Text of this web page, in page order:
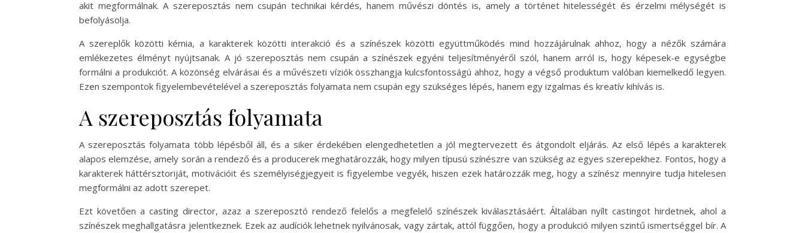
akit megformálnak. A szereposztás nem csupán technikai kérdés, hanem művészi döntés is, amely a történet hitelességét és érzelmi mélységét is
befolyásolja.
A szereplők közötti kémia, a karakterek közötti interakció és a színészek közötti együttműködés mind hozzájárulnak ahhoz, hogy a nézők számára
emlékezetes élményt nyújtsanak. A jó szereposztás nem csupán a színészek egyéni teljesítményéről szól, hanem arról is, hogy képesek-e egységbe
formálni a produkciót. A közönség elvárásai és a művészeti víziók összhangja kulcsfontosságú ahhoz, hogy a végső produktum valóban kiemelkedő legyen.
Ezen szempontok figyelembevételével a szereposztás folyamata nem csupán egy szükséges lépés, hanem egy izgalmas és kreatív kihívás is.
A szereposztás folyamata
A szereposztás folyamata több lépésből áll, és a siker érdekében elengedhetetlen a jól megtervezett és átgondolt eljárás. Az első lépés a karakterek
alapos elemzése, amely során a rendező és a producerek meghatározzák, hogy milyen típusú színészre van szükség az egyes szerepekhez. Fontos, hogy a
karakterek háttérsztoriját, motivációit és személyiségjegyeit is figyelembe vegyék, hiszen ezek határozzák meg, hogy a színész mennyire tudja hitelesen
megformálni az adott szerepet.
Ezt követően a casting director, azaz a szereposztó rendező felelős a megfelelő színészek kiválasztásáért. Általában nyílt castingot hirdetnek, ahol a
színészek meghallgatásra jelentkeznek. Ezek az audíciók lehetnek nyilvánosak, vagy zártak, attól függően, hogy a produkció milyen szintű ismertséggel bír. A